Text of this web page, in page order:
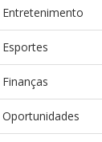
Entretenimento
Esportes
Finanças
Oportunidades